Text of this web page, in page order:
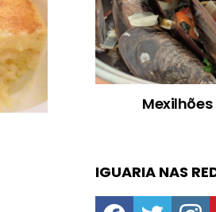
IGUARIA NAS
facebooktwitter